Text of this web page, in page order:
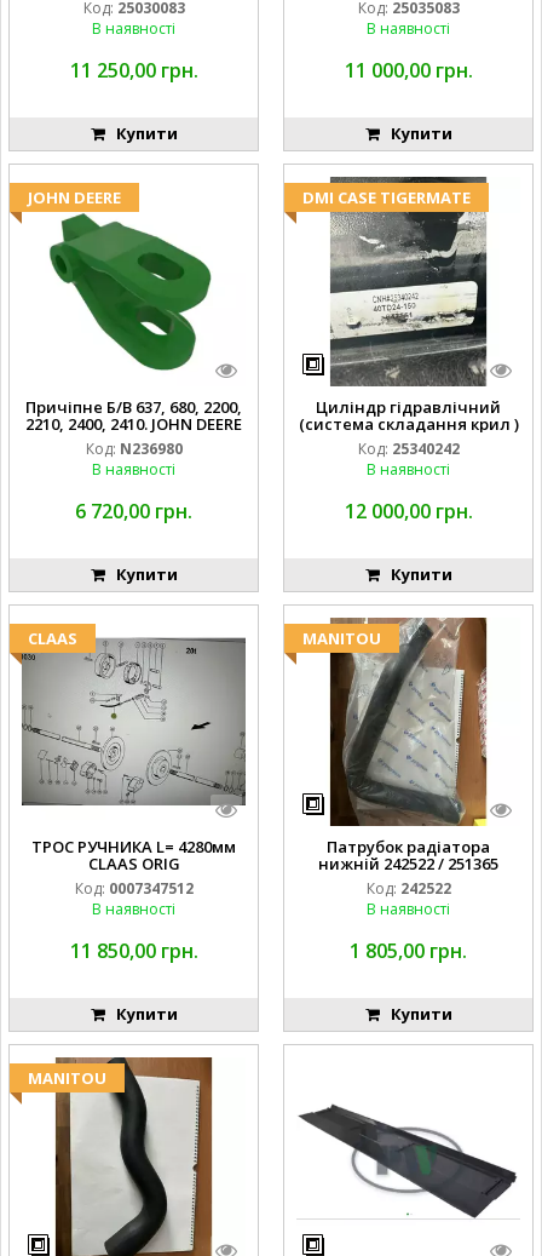
Код: 25030083
В наявності
11 250,00 грн.
Купити
Код: 25035083
В наявності
11 000,00 грн.
Купити
JOHN DEERE
Причіпне Б/В 637, 680, 2200,
2210, 2400, 2410. JOHN DEERE
Код: N236980
В наявності
6 720,00 грн.
Купити
DMI CASE TIGERMATE
Циліндр гідравлічний
(система складання крил )
Код: 25340242
В наявності
12 000,00 грн.
Купити
CLAAS
ТРОС РУЧНИКА L= 4280мм
CLAAS ORIG
Код: 0007347512
В наявності
11 850,00 грн.
Купити
MANITOU
Патрубок радіатора
нижній 242522 / 251365
Код: 242522
В наявності
1 805,00 грн.
Купити
MANITOU